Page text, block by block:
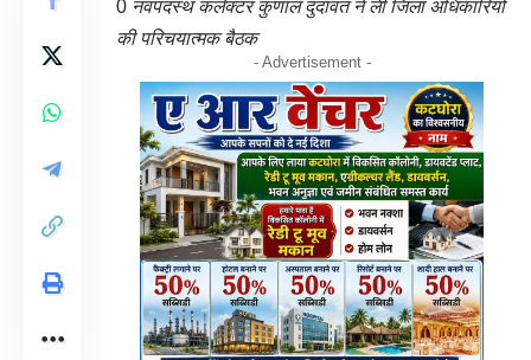
0 नवपदस्थ कलेक्टर कुणाल दुदावत ने ली जिला अधिकारियों
की परिचयात्मक बैठक
- Advertisement -